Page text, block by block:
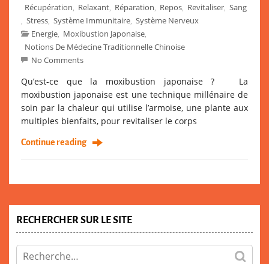
Récupération Relaxant Réparation Repos Revitaliser Sang
Stress Système Immunitaire Système Nerveux
Energie Moxibustion Japonaise
Notions De Médecine Traditionnelle Chinoise
No Comments
Qu’est-ce que la moxibustion japonaise ? La
moxibustion japonaise est une technique millénaire de
soin par la chaleur qui utilise l’armoise, une plante aux
multiples bienfaits, pour revitaliser le corps
Continue reading
RECHERCHER SUR LE SITE